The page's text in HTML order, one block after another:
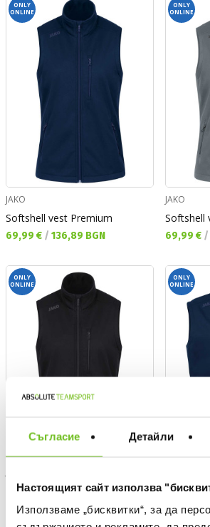
Съгласие Детайли
Настоящият сайт използва
Използваме „бисквитки“, за да
ONLY
ONLINE
JAKO
Softshell vest Premium
Текуща цена:
69,99 € / 136,89 BGN
ONLY
ONLINE
JAKO
Softshell
Текуща
69,99 € /
ONLY
ONLINE
Softshell vest Premium
Текуща цена:
69,99 €/136,89 BGN
ONLY
ONLINE
Softshell
Текуща
69,99 €/